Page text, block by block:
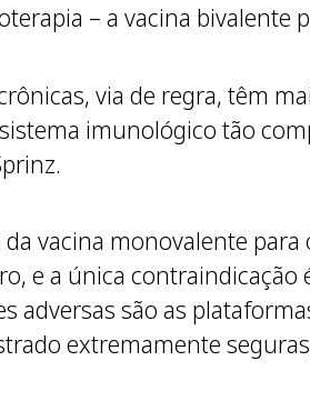
– a vacina
via de regra, têm
imunológico tão
vacina monovalente
e a única
adversas são as
extremamente